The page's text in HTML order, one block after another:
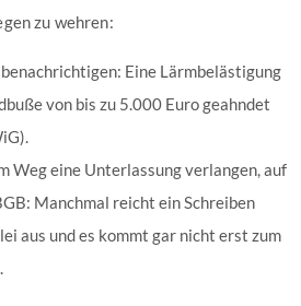
zu wehren:
Eine Lärmbelästigung
von bis zu 5.000 Euro geahndet
Weg eine Unterlassung verlangen, auf
Manchmal reicht ein Schreiben
aus und es kommt gar nicht erst zum